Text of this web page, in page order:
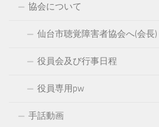
協会について
仙台市聴覚障害者協会へ(会長)
役員会及び行事日程
役員専用pw
手話動画